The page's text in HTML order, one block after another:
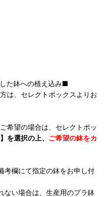
た鉢への植え込み■
は、セレクトボックスよりお
希望の場合は、セレクトボッ
を選択の上、 ご希望の鉢をカ
考欄にて指定の鉢をお申し付
ない場合は、生産用のプラ鉢